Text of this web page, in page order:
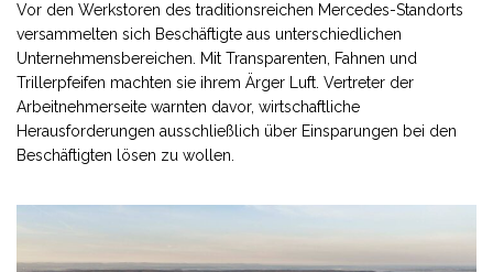
Vor den Werkstoren des traditionsreichen Mercedes-Standorts
versammelten sich Beschäftigte aus unterschiedlichen
Unternehmensbereichen. Mit Transparenten, Fahnen und
Trillerpfeifen machten sie ihrem Ärger Luft. Vertreter der
Arbeitnehmerseite warnten davor, wirtschaftliche
Herausforderungen ausschließlich über Einsparungen bei den
Beschäftigten lösen zu wollen.